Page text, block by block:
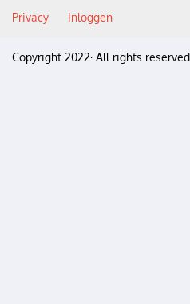
Gebruikersmenu
Privacy Inloggen
Copyright 2022· All rights reserved